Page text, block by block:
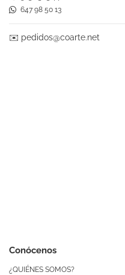
Conócenos
¿QUIÉNES SOMOS?
647 98 50 13
✉️ pedidos@coarte.net